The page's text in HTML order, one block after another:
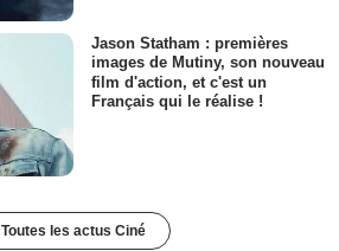
Jason Statham : premières
images de Mutiny, son nouveau
film d'action, et c'est un
Français qui le réalise !
Toutes les actus Ciné